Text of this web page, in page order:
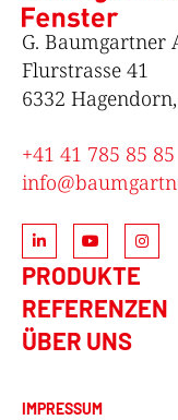
G. Baumgartner
Flurstrasse 41
6332
+41 41 785 85 85
PRODUKTE
REFERENZEN
ÜBER UNS
IMPRESSUM